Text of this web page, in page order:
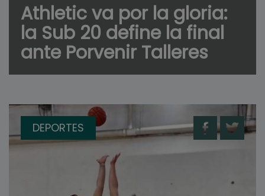
Athletic va por la gloria:
la Sub 20 define la final
ante Porvenir Talleres
DEPORTES